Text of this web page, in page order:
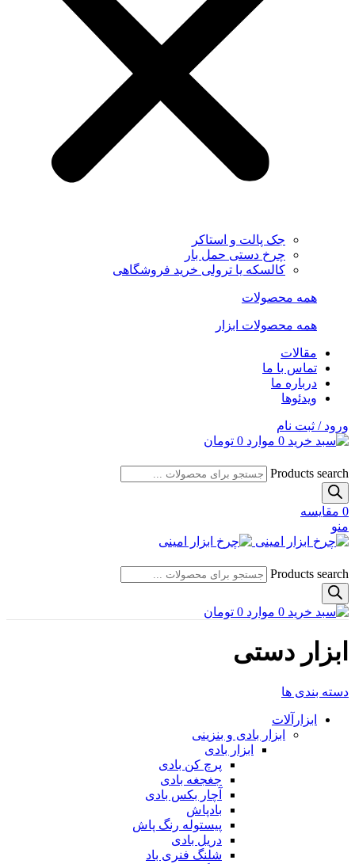
جک پالت و استاکر
چرخ دستی حمل بار
کالسکه یا ترولی خرید فروشگاهی
همه محصولات
همه محصولات ابزار
مقالات
تماس با ما
درباره ما
ویدئوها
ورود / ثبت نام
0 موارد 0 تومان
Products search
0 مقایسه
منو
Products search
0 موارد 0 تومان
ابزار دستی
دسته بندی ها
ابزارآلات
ابزار بادی و بنزینی
ابزار بادی
پرچ کن بادی
جغجغه بادی
آچار بکس بادی
بادپاش
پیستوله رنگ پاش
دریل بادی
شلنگ فنری باد